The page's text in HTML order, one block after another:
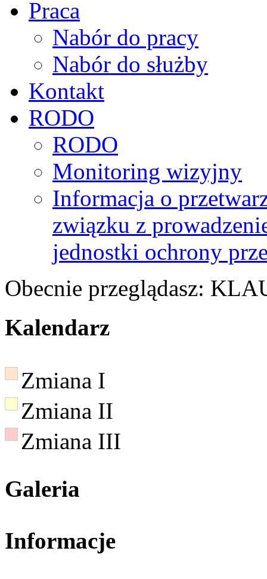
Praca
Nabór do pracy
Nabór do służby
Kontakt
RODO
RODO
Monitoring wizyjny
Informacja o
związku z
jednostki ochrony
Obecnie przeglądasz:
Kalendarz
Zmiana I
Zmiana II
Zmiana III
Galeria
Informacje